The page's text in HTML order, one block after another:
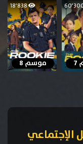
18٬838
موسم 8
الإجتماعي